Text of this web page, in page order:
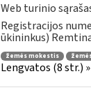
Web turinio
Registracijos
ūkininkus)
žemės mokestis
Lengvatos (8 str.)